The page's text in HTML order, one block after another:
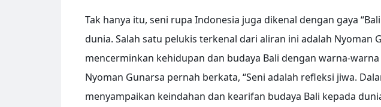
Tak hanya itu, seni rupa Indonesia juga dikenal dengan gaya
dunia. Salah satu pelukis terkenal dari aliran ini adalah Nyoman
mencerminkan kehidupan dan budaya Bali dengan warna-
Nyoman Gunarsa pernah berkata, “Seni adalah refleksi jiwa.
menyampaikan keindahan dan kearifan budaya Bali kepada